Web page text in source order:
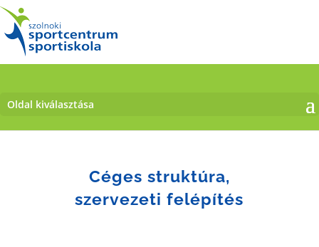
Oldal kiválasztása
Céges struktúra,
szervezeti felépítés